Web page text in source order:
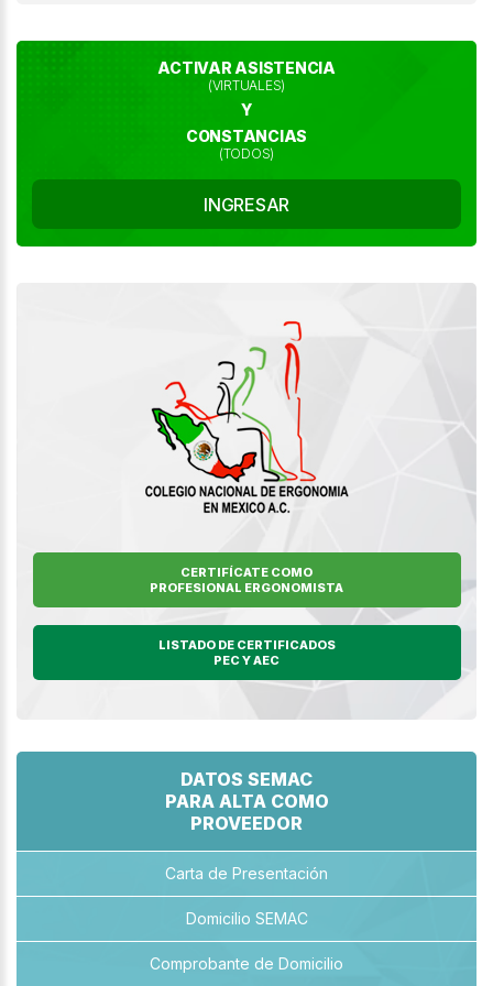
ACTIVAR ASISTENCIA
(VIRTUALES)
Y
CONSTANCIAS
(TODOS)
INGRESAR
CERTIFÍCATE COMO
PROFESIONAL ERGONOMISTA
LISTADO DE CERTIFICADOS
PEC Y AEC
DATOS SEMAC
PARA ALTA COMO
PROVEEDOR
Carta de Presentación
Domicilio SEMAC
Comprobante de Domicilio